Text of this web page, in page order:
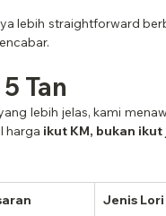
lebih straightforward
Tan
lebih jelas, kami
harga ikut KM, bukan ikut
Jenis Lori